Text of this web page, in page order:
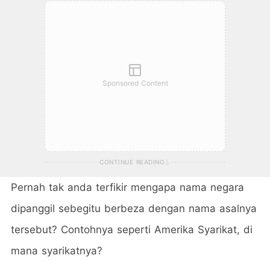
Sponsored Content
CONTINUE READING
Pernah tak anda terfikir mengapa nama negara
dipanggil sebegitu berbeza dengan nama asalnya
tersebut? Contohnya seperti Amerika Syarikat, di
mana syarikatnya?